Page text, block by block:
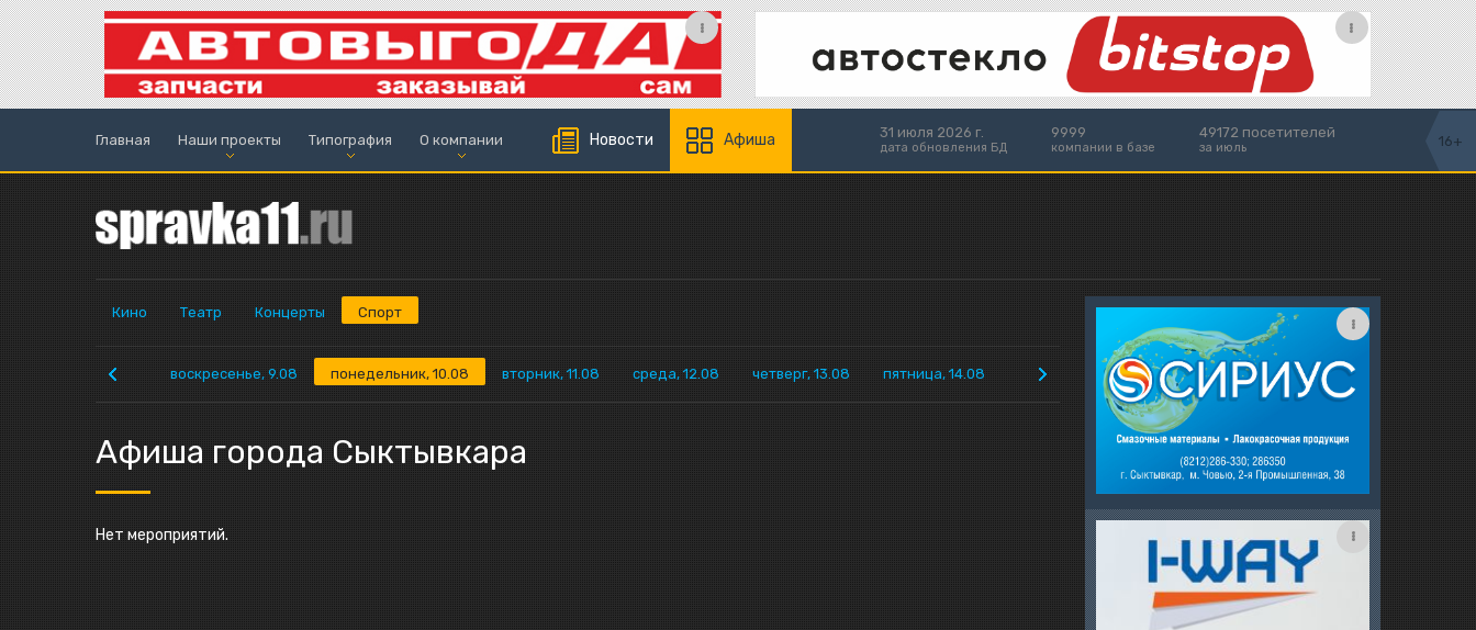
Главная Наши проекты Типография О компании Новости Афиша 31 июля 2026 г.
дата обновления БД
9999
компании в базе
49172 посетителей
за июль 16+
Кино Театр Концерты Спорт
воскресенье, 9.08 понедельник, 10.08 вторник, 11.08 среда, 12.08 четверг, 13.08 пятница, 14.08 суббота, 8.08
Афиша города Сыктывкара
Нет мероприятий.